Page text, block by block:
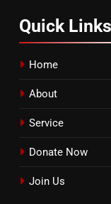
Quick Links
Home
About
Service
Donate Now
Join Us